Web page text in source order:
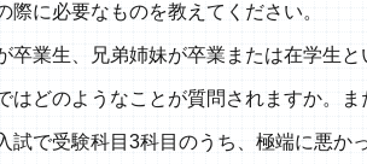
際に必要なものを教えてください。
卒業生、兄弟姉妹が卒業または在学生と
はどのようなことが質問されますか。ま
試で受験科目3科目のうち、極端に悪か